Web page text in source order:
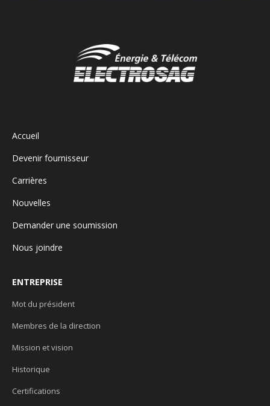
Accueil
Devenir fournisseur
Carrières
Nouvelles
Demander une soumission
Nous joindre
ENTREPRISE
Mot du président
Membres de la direction
Mission et vision
Historique
Certifications